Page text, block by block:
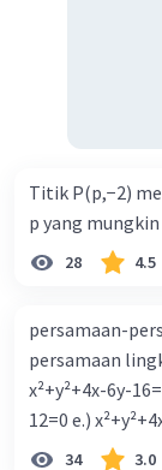
Titik P(p,−2)
p yang mungkin
28 4.5
persamaan-
persamaan lingkaran adalah
x²+y²+4x-6y-
12=0 e.)
34 3.0